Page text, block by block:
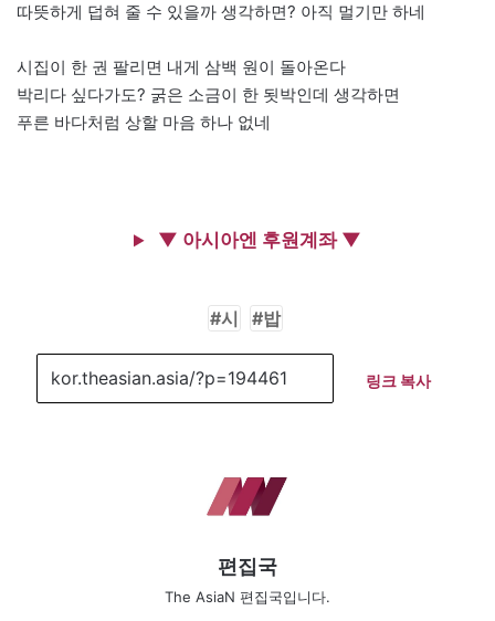
따뜻하게 덥혀 줄 수 있을까 생각하면? 아직 멀기만 하네
시집이 한 권 팔리면 내게 삼백 원이 돌아온다
박리다 싶다가도? 굵은 소금이 한 됫박인데 생각하면
푸른 바다처럼 상할 마음 하나 없네
▼ 아시아엔 후원계좌 ▼
시 밥
링크 복사
편집국
The AsiaN 편집국입니다.